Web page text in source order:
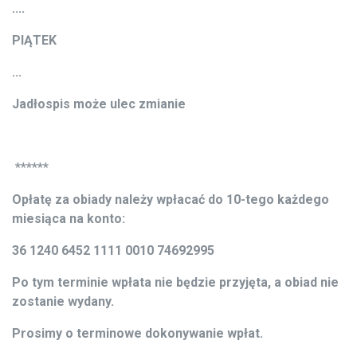
....
PIĄTEK
...
Jadłospis może ulec zmianie
******
Opłatę za obiady należy wpłacać do 10-tego każdego
miesiąca na konto:
36 1240 6452 1111 0010 74692995
Po tym terminie wpłata nie będzie przyjęta, a obiad nie
zostanie wydany.
Prosimy o terminowe dokonywanie wpłat.